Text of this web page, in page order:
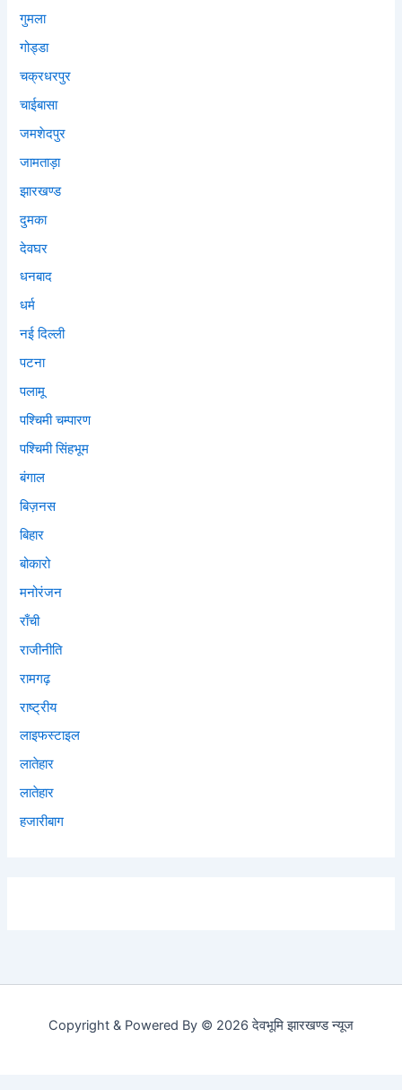
गुमला
गोड्डा
चक्रधरपुर
चाईबासा
जमशेदपुर
जामताड़ा
झारखण्ड
दुमका
देवघर
धनबाद
धर्म
नई दिल्ली
पटना
पलामू
पश्चिमी चम्पारण
पश्चिमी सिंहभूम
बंगाल
बिज़नस
बिहार
बोकारो
मनोरंजन
राँची
राजीनीति
रामगढ़
राष्ट्रीय
लाइफस्टाइल
लातेहार
लातेहार
हजारीबाग
Copyright & Powered By © 2026 देवभूमि झारखण्ड न्यूज